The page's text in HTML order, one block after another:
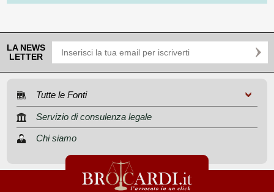
LA NEWS
LETTER
Tutte le Fonti
Servizio di consulenza legale
Chi siamo